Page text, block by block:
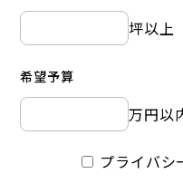
坪以上
希望予算
万円以
プライバシ